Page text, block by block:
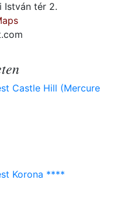
István tér 2.
Castle Hill (Mercure
Korona ****